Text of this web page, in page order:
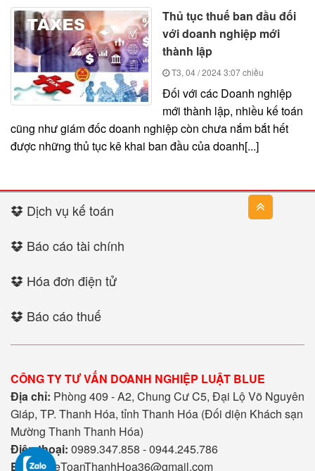
Thủ tục thuế ban đầu đối
với doanh nghiệp mới
thành lập
T3, 04 / 20243:07 chiều
Đối với các Doanh nghiệp
mới thành lập, nhiều kế toán
cũng như giám đốc doanh nghiệp còn chưa nắm bắt hết
được những thủ tục kê khai ban đầu của doanh[...]
Dịch vụ kế toán
Báo cáo tài chính
Hóa đơn điện tử
Báo cáo thuế
CÔNG TY TƯ VẤN DOANH NGHIỆP LUẬT BLUE
Địa chỉ: Phòng 409 - A2, Chung Cư C5, Đại Lộ Võ Nguyên
Giáp, TP. Thanh Hóa, tỉnh Thanh Hóa (Đối diện Khách sạn
Mường Thanh Thanh Hóa)
Điện thoại: 0989.347.858 - 0944.245.786
Email:KeToanThanhHoa36@gmail.com